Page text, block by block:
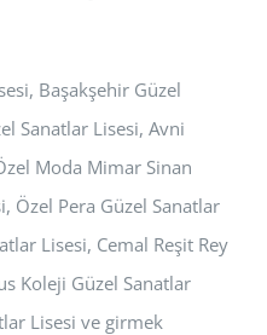
Başakşehir Güzel
Sanatlar Lisesi, Avni
Moda Mimar Sinan
Özel Pera Güzel Sanatlar
Lisesi, Cemal Reşit Rey
Koleji Güzel Sanatlar
Lisesi ve girmek